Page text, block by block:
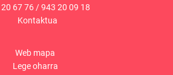
67 76 /943 20 09 18
Kontaktua
Web mapa
Lege oharra